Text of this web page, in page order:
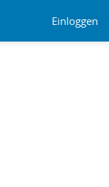
Einloggen